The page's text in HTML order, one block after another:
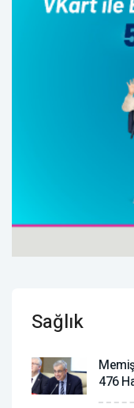
Sağlık
476